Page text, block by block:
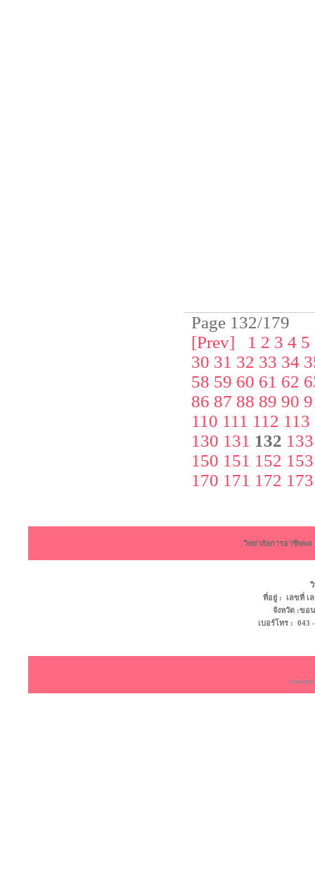
Page 132/179
[Prev]
1 2 3 4 5
30 31 32 33 34
58 59 60 61 62
86 87 88 89 90
110 111 112 113
130 131 132 133
150 151 152 153
170 171 172 173
วิทยาลัยการอาชีพพ
ที่อยู่ : เลขที่ เ
จังหวัด :ข
เบอร์โทร :